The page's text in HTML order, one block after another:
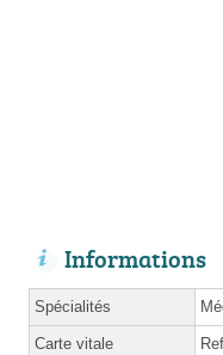
Informations
Spécialités
Carte vitale